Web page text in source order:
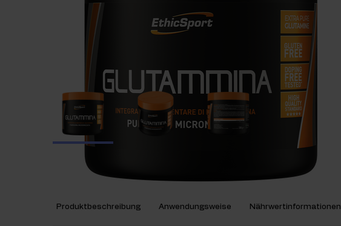
Produktbeschreibung Anwendungsweise Nährwertinformationen